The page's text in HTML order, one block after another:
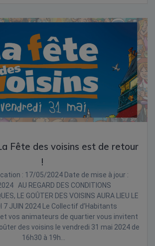
Fête des voisins est de retour
!
: 17/05/2024 Date de mise à jour :
AU REGARD DES CONDITIONS
LE GOÛTER DES VOISINS AURA LIEU LE
7 JUIN 2024 Le Collectif d’Habitants
vos animateurs de quartier vous invitent
des voisins le vendredi 31 mai 2024 de
16h30 à 19h…